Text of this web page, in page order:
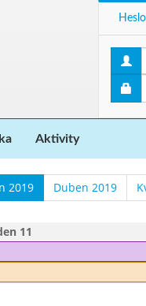
Heslo
Aktivity
2019 Duben 2019
11